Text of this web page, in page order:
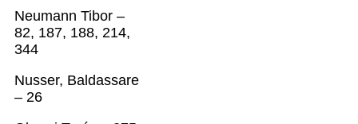
Neumann Tibor –
82, 187, 188, 214,
344
Nusser, Baldassare
– 26